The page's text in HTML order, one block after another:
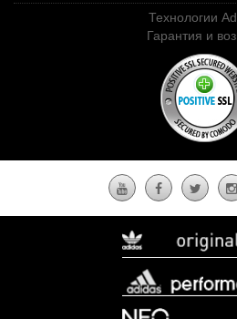
Технологии
Гарантия и